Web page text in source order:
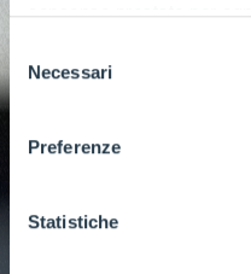
consenso prestato per
ogni pagina, selezionare
dell'informativa completa
pagina. Per esercitare i
GDPR abbiamo
del
consenso
Necessari
Preferenze
Statistiche